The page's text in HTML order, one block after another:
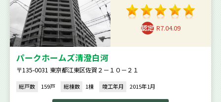
R7.04.09
パークホームズ清澄白河
〒135-0031 東京都江東区佐賀２－１０－２１
総戸数 159戸 総棟数 1棟 竣工年月 2015年1月